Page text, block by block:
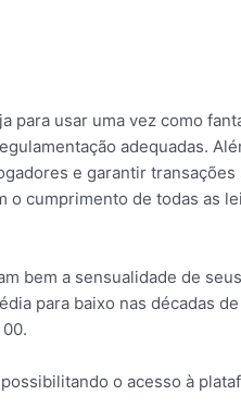
para usar uma vez como
adequadas.
e garantir transações
o cumprimento de todas as
bem a sensualidade de
para baixo nas décadas
o acesso à